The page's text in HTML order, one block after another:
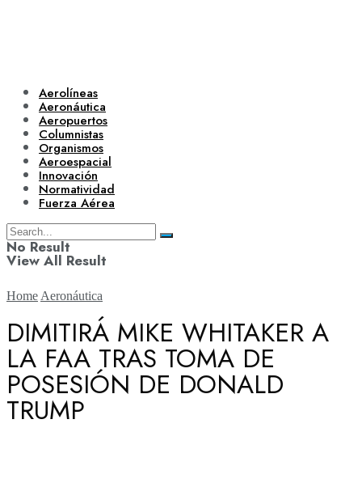
Aerolíneas
Aeronáutica
Aeropuertos
Columnistas
Organismos
Aeroespacial
Innovación
Normatividad
Fuerza Aérea
No Result
View All Result
Aerolíneas
Aeronáutica
Home Aeronáutica
DIMITIRÁ MIKE WHITAKER A
LA FAA TRAS TOMA DE
POSESIÓN DE DONALD
TRUMP